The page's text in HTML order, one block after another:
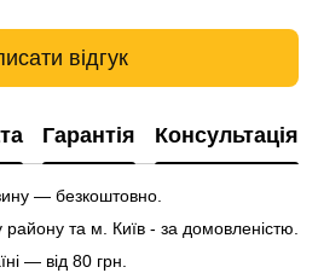
відгук
Гарантія Консультація
— безкоштовно.
району та м. Київ - за домовленістю.
— від 80 грн.